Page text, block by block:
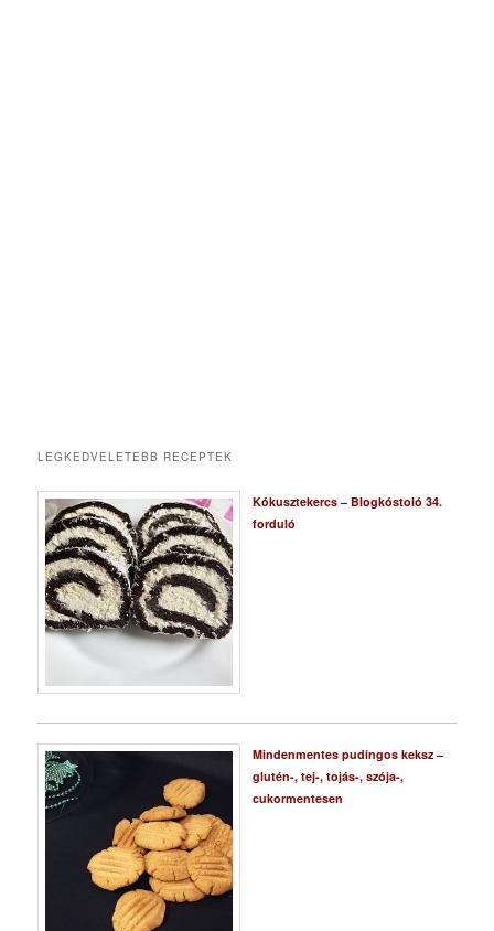
LEGKEDVELETEBB RECEPTEK
Kókusztekercs – Blogkóstoló 34.
forduló
Mindenmentes pudingos keksz –
glutén-, tej-, tojás-, szója-,
cukormentesen